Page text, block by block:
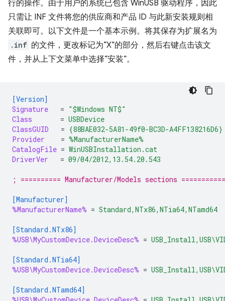
行的操作。由于用户的系统已包含 WinUSB 驱动程序，因此
只需让 INF 文件将您的供应商和产品 ID 与此新安装规则相
关联即可。以下文件是一个基本示例。将其保存为扩展名为
.inf 的文件，更改标记为“X”的部分，然后右键点击该文
件，并从上下文菜单中选择“安装”。
[Version]
Signature
= "$Windows NT$"
Class
= USBDevice
ClassGUID
= {88BAE032-5A81-49f0-BC3D-A4FF138216D6}
Provider
= %ManufacturerName%
CatalogFile = WinUSBInstallation.cat
DriverVer
= 09/04/2012,13.54.20.543
; ========== Manufacturer/Models sections ===========
[Manufacturer]
%ManufacturerName% = Standard,NTx86,NTia64,NTamd64
[Standard.NTx86]
%USB\MyCustomDevice.DeviceDesc% =
[Standard.NTia64]
%USB\MyCustomDevice.DeviceDesc% =
[Standard.NTamd64]